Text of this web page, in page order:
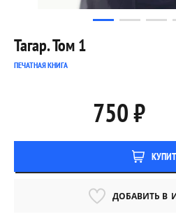
Тагар. Том 1
ПЕЧАТНАЯ КНИГА
750 ₽
ДОБАВИТЬ В